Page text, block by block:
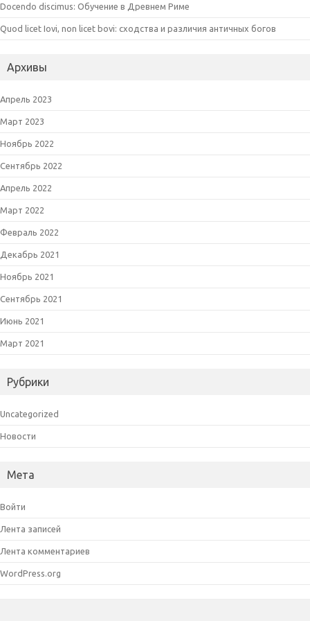
Docendo discimus: Обучение в Древнем Риме
Quod licet Iovi, non licet bovi: сходства и различия античных богов
Архивы
Апрель 2023
Март 2023
Ноябрь 2022
Сентябрь 2022
Апрель 2022
Март 2022
Февраль 2022
Декабрь 2021
Ноябрь 2021
Сентябрь 2021
Июнь 2021
Март 2021
Рубрики
Uncategorized
Новости
Мета
Войти
Лента записей
Лента комментариев
WordPress.org